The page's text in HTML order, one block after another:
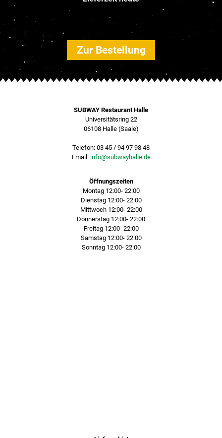
Zur Bestellung
SUBWAY Restaurant Halle
Universitätsring 22
06108 Halle (Saale)
Telefon: 03 45 / 94 97 98 48
Email: info@subwayhalle.de
Öffnungszeiten
Montag 12:00- 22:00
Dienstag 12:00- 22:00
Mittwoch 12:00- 22:00
Donnerstag 12:00- 22:00
Freitag 12:00- 22:00
Samstag 12:00- 22:00
Sonntag 12:00- 22:00